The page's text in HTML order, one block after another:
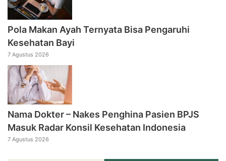
Pola Makan Ayah Ternyata Bisa Pengaruhi
Kesehatan Bayi
7 Agustus 2026
Nama Dokter – Nakes Penghina Pasien BPJS
Masuk Radar Konsil Kesehatan Indonesia
7 Agustus 2026